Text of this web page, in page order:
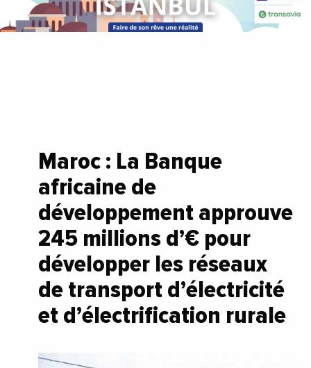
Maroc : La Banque
africaine de
développement approuve
245 millions d’€ pour
développer les réseaux
de transport d’électricité
et d’électrification rurale